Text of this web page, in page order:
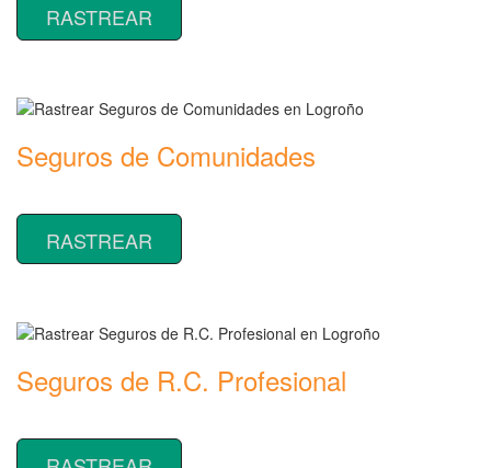
RASTREAR
Seguros de Comunidades
RASTREAR
Seguros de R.C. Profesional